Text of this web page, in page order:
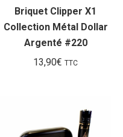
Briquet Clipper X1
Collection Métal Dollar
Argenté #220
13,90€ TTC